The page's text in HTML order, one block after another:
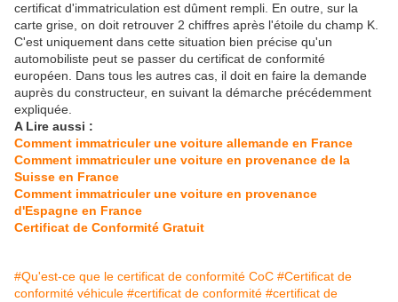
certificat d'immatriculation est dûment rempli. En outre, sur la
carte grise, on doit retrouver 2 chiffres après l'étoile du champ K.
C'est uniquement dans cette situation bien précise qu'un
automobiliste peut se passer du certificat de conformité
européen. Dans tous les autres cas, il doit en faire la demande
auprès du constructeur, en suivant la démarche précédemment
expliquée.
A Lire aussi :
Comment immatriculer une voiture allemande en France
Comment immatriculer une voiture en provenance de la
Suisse en France
Comment immatriculer une voiture en provenance
d'Espagne en France
Certificat de Conformité Gratuit
#Qu'est-ce que le certificat de conformité CoC #Certificat de
conformité véhicule #certificat de conformité #certificat de